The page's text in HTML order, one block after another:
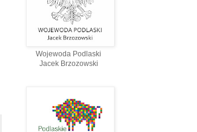
Wojewoda Podlaski
Jacek Brzozowski